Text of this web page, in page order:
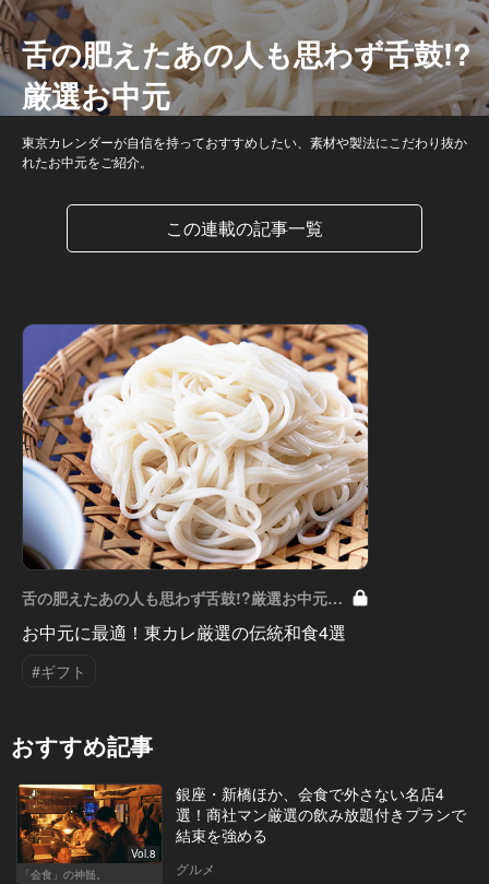
舌の肥えたあの人も思わず舌鼓!?
厳選お中元
東京カレンダーが自信を持っておすすめしたい、素材や製法にこだわり抜か
れたお中元をご紹介。
この連載の記事一覧
舌の肥えたあの人も思わず舌鼓!?厳選お中元
Vol.1
お中元に最適！東カレ厳選の伝統和食4選
#ギフト
おすすめ記事
Vol.8
「会食」の神髄。
銀座・新橋ほか、会食で外さない名店4
選！商社マン厳選の飲み放題付きプランで
結束を強める
グルメ